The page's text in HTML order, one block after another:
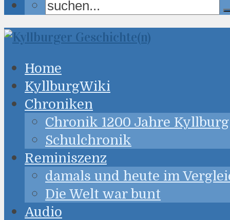
Home
KyllburgWiki
Chroniken
Chronik 1200 Jahre Kyllburg
Schulchronik
Reminiszenz
damals und heute im
Die Welt war bunt
Audio